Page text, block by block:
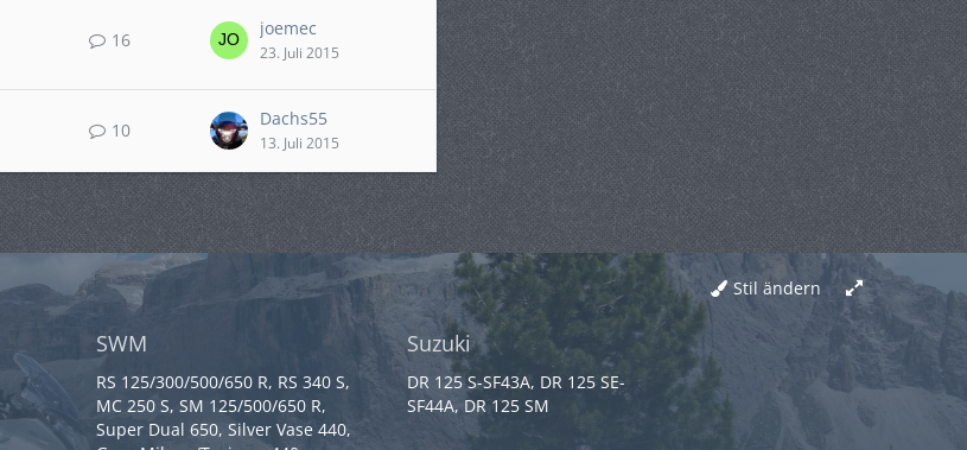
16
joemec
23. Juli 2015
10
Dachs55
13. Juli 2015
Stil ändern
SWM
RS 125/300/500/650 R, RS 340 S,
MC 250 S, SM 125/500/650 R,
Super Dual 650, Silver Vase 440,
Suzuki
DR 125 S-SF43A, DR 125 SE-
SF44A, DR 125 SM